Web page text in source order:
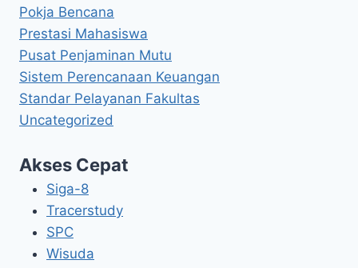
Pokja Bencana
Prestasi Mahasiswa
Pusat Penjaminan Mutu
Sistem Perencanaan Keuangan
Standar Pelayanan Fakultas
Uncategorized
Akses Cepat
Siga-8
Tracerstudy
SPC
Wisuda